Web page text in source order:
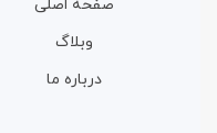
صفحه اصلی
وبلاگ
درباره ما